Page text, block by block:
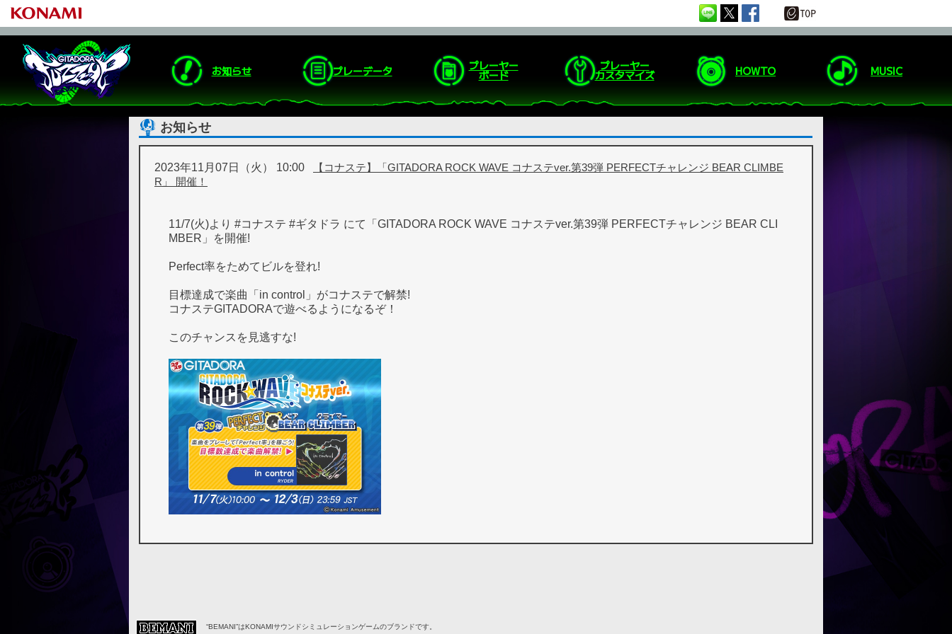
お知らせ プレーデータ プレーヤー
ボード
プレーヤー
カスタマイズ HOWTO MUSIC
お知らせ
2023年11月07日（火） 10:00
【コナステ】「GITADORA ROCK WAVE コナステver.第39弾 PERFECTチャレンジ BEAR CLIMBE
R」 開催！
11/7(火)より #コナステ #ギタドラ にて「GITADORA ROCK WAVE コナステver.第39弾 PERFECTチャレンジ BEAR CLI
MBER」を開催!
Perfect率をためてビルを登れ!
目標達成で楽曲「in control」がコナステで解禁!
コナステGITADORAで遊べるようになるぞ！
このチャンスを見逃すな!
“BEMANI”はKONAMIサウンドシミュレーションゲームのブランドです。